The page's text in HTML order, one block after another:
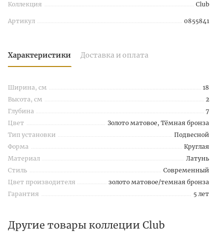
Коллекция Club
Артикул 0855841
Характеристики Доставка и оплата
Ширина, см
18
Высота, см
2
Глубина
7
Цвет
Золото матовое, Тёмная бронза
Тип установки
Подвесной
Форма
Круглая
Материал
Латунь
Стиль
Современный
Цвет производителя
золото матовое/темная бронза
Гарантия
5 лет
Другие товары коллеции Club